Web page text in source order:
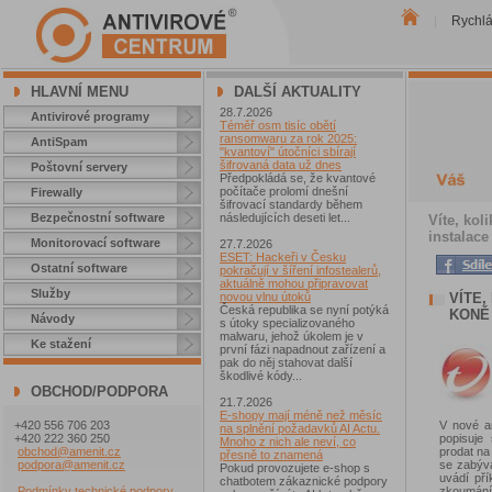
HLAVNÍ MENU
Antivirové programy
AntiSpam
Poštovní servery
Firewally
Bezpečnostní software
Monitorovací software
Ostatní software
Služby
Návody
Ke stažení
OBCHOD/PODPORA
+420 556 706 203
+420 222 360 250
obchod@amenit.cz
podpora@amenit.cz
DALŠÍ AKTUALITY
28.7.2026
Téměř osm tisíc obětí
ransomwaru za rok 2025:
"kvantoví" útočníci sbírají
šifrovaná data už dnes
Předpokládá se, že kvantové
počítače prolomí dnešní
šifrovací standardy během
následujících deseti let...
27.7.2026
ESET: Hackeři v Česku
pokračují v šíření infostealerů,
aktuálně mohou připravovat
novou vlnu útoků
Česká republika se nyní potýká
s útoky specializovaného
malwaru, jehož úkolem je v
první fázi napadnout zařízení a
pak do něj stahovat další
škodlivé kódy...
21.7.2026
E-shopy mají méně než měsíc
na splnění požadavků AI Actu.
Mnoho z nich ale neví, co
přesně to znamená
Pokud provozujete e-shop s
chatbotem zákaznické podpory
Víte,
VÍTE,
V nové
popisuje
prodat
se
uvádí